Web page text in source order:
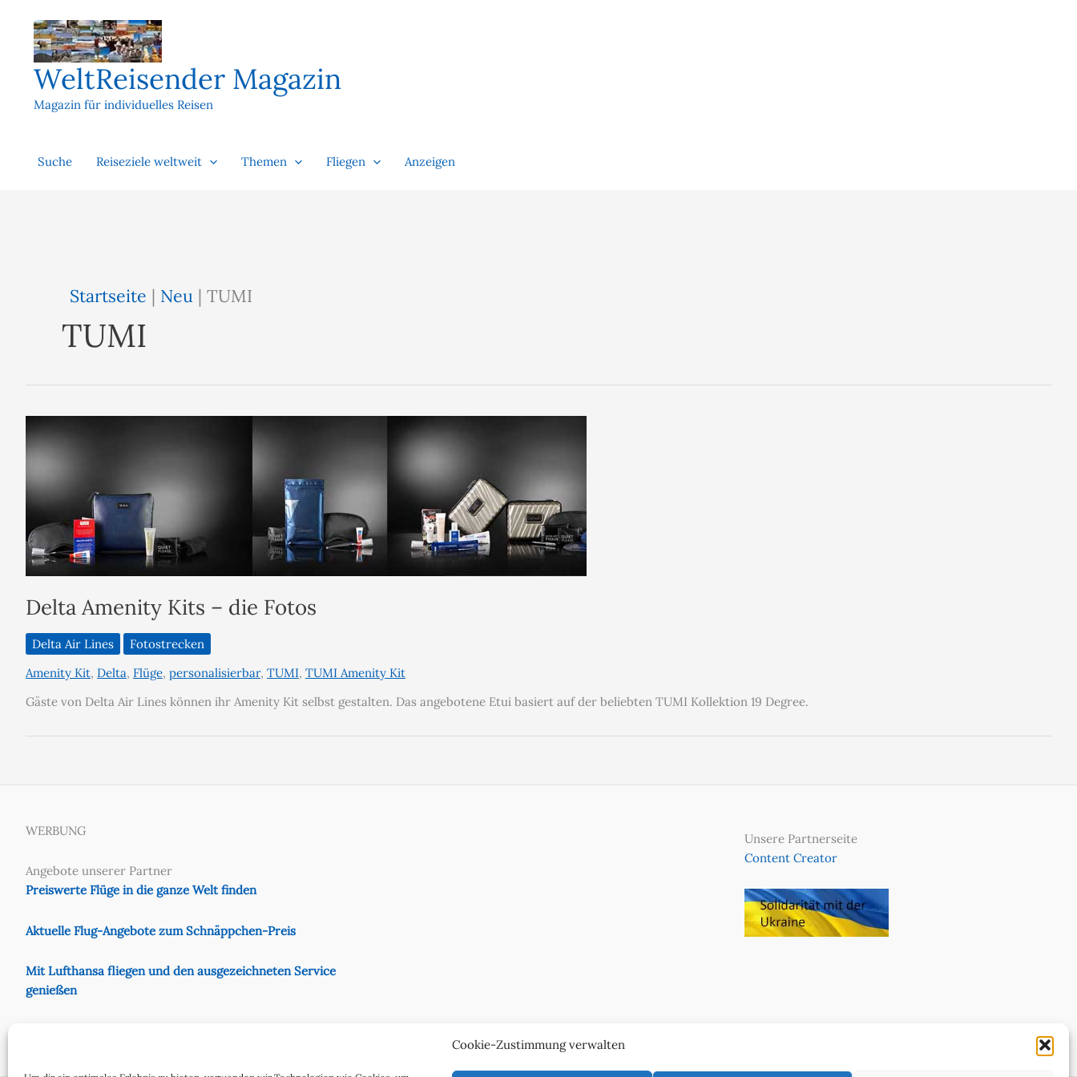
Cookie-Zustimmung verwalten
springen
WeltReisender Magazin
Magazin für individuelles Reisen
Suche Reiseziele weltweit Themen Fliegen Anzeigen
Startseite | Neu | TUMI
TUMI
Delta Amenity Kits – die Fotos
Delta Air Lines
Fotostrecken
Amenity Kit, Delta, Flüge, personalisierbar, TUMI, TUMI Amenity Kit
Gäste von Delta Air Lines können ihr Amenity Kit selbst gestalten. Das angebotene Etui basiert auf der beliebten TUMI Kollektion 19 Degree.
WERBUNG
Angebote unserer Partner
Preiswerte Flüge in die ganze Welt finden
Aktuelle Flug-Angebote zum Schnäppchen-Preis
Mit Lufthansa fliegen und den ausgezeichneten Service
genießen
Unsere Partnerseite
Content Creator